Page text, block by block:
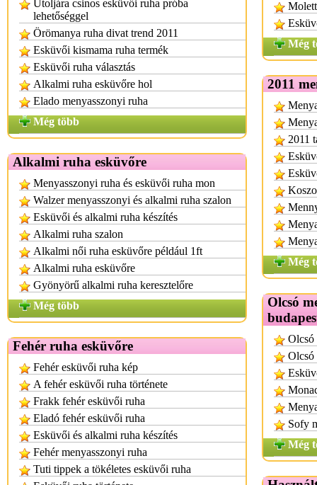
Utoljára csinos esküvői ruha próba
lehetőséggel
Örömanya ruha divat trend 2011
Esküvői kismama ruha termék
Esküvői ruha választás
Alkalmi ruha esküvőre hol
Elado menyasszonyi ruha
Még több
Alkalmi ruha esküvőre
Menyasszonyi ruha és esküvői ruha mon
Walzer menyasszonyi és alkalmi ruha szalon
Esküvői és alkalmi ruha készítés
Alkalmi ruha szalon
Alkalmi női ruha esküvőre például 1ft
Alkalmi ruha esküvőre
Gyönyörű alkalmi ruha keresztelőre
Még több
Fehér ruha esküvőre
Fehér esküvői ruha kép
A fehér esküvői ruha története
Frakk fehér esküvői ruha
Eladó fehér esküvői ruha
Esküvői és alkalmi ruha készítés
Fehér menyasszonyi ruha
Tuti tippek a tökéletes esküvői ruha
Még
2011
2011
Még
Olcsó
Olcsó
Olcsó
Sofy
Még